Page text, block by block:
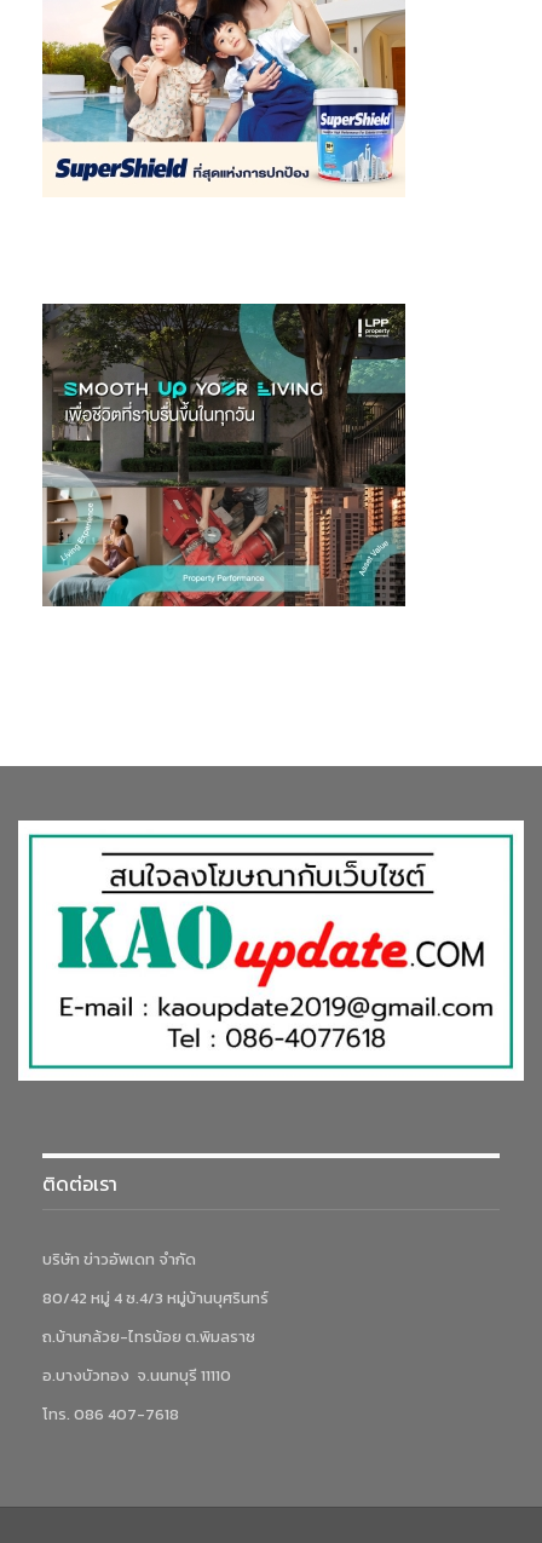
ติดต่อเรา
บริษัท ข่าวอัพเดท จำกัด
80/42 หมู่ 4 ซ.4/3 หมู่บ้านบุศรินทร์
ถ.บ้านกล้วย-ไทรน้อย ต.พิมลราช
อ.บางบัวทอง จ.นนทบุรี 11110
โทร. 086 407-7618